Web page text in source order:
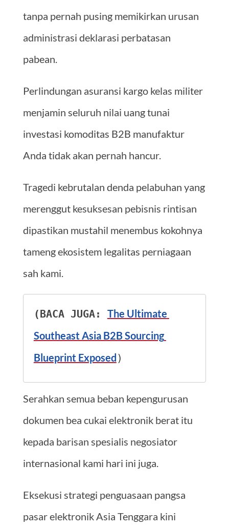
tanpa pernah pusing memikirkan urusan
administrasi deklarasi perbatasan
pabean.
Perlindungan asuransi kargo kelas militer
menjamin seluruh nilai uang tunai
investasi komoditas B2B manufaktur
Anda tidak akan pernah hancur.
Tragedi kebrutalan denda pelabuhan yang
merenggut kesuksesan pebisnis rintisan
dipastikan mustahil menembus kokohnya
tameng ekosistem legalitas perniagaan
sah kami.
(BACA JUGA: The Ultimate
Southeast Asia B2B Sourcing
Blueprint Exposed)
Serahkan semua beban kepengurusan
dokumen bea cukai elektronik berat itu
kepada barisan spesialis negosiator
internasional kami hari ini juga.
Eksekusi strategi penguasaan pangsa
pasar elektronik Asia Tenggara kini